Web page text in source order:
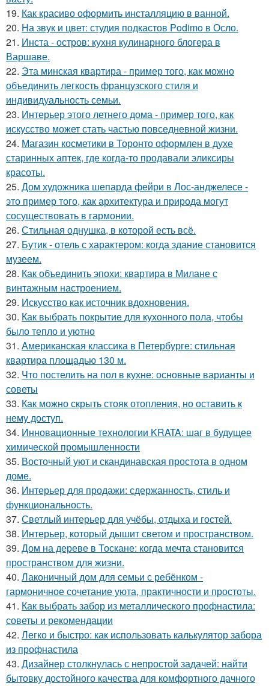
19. Как красиво оформить инсталляцию в ванной.
20. На звук и цвет: студия подкастов Podimo в Осло.
21. Инста - остров: кухня кулинарного блогера в
Варшаве.
22. Эта минская квартира - пример того, как можно
объединить легкость французского стиля и
индивидуальность семьи.
23. Интерьер этого летнего дома - пример того, как
искусство может стать частью повседневной жизни.
24. Магазин косметики в Торонто оформлен в духе
старинных аптек, где когда-то продавали эликсиры
красоты.
25. Дом художника шепарда фейри в Лос-анджелесе -
это пример того, как архитектура и природа могут
сосуществовать в гармонии.
26. Стильная однушка, в которой есть всё.
27. Бутик - отель с характером: когда здание становится
музеем.
28. Как объединить эпохи: квартира в Милане с
винтажным настроением.
29. Искусство как источник вдохновения.
30. Как выбрать покрытие для кухонного пола, чтобы
было тепло и уютно
31. Американская классика в Петербурге: стильная
квартира площадью 130 м.
32. Что постелить на пол в кухне: основные варианты и
советы
33. Как можно скрыть стояк отопления, но оставить к
нему доступ.
34. Инновационные технологии KRATA: шаг в будущее
химической промышленности
35. Восточный уют и скандинавская простота в одном
доме.
36. Интерьер для продажи: сдержанность, стиль и
функциональность.
37. Светлый интерьер для учёбы, отдыха и гостей.
38. Интерьер, который дышит светом и пространством.
39. Дом на дереве в Тоскане: когда мечта становится
пространством для жизни.
40. Лаконичный дом для семьи с ребёнком -
гармоничное сочетание уюта, практичности и простоты.
41. Как выбрать забор из металлического профнастила:
советы и рекомендации
42. Легко и быстро: как использовать калькулятор забора
из профнастила
43. Дизайнер столкнулась с непростой задачей: найти
бытовку достойного качества для комфортного дачного